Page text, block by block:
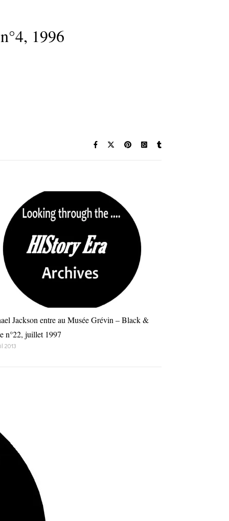
1996
Jackson entre au Musée Grévin – Black &
n°22, juillet 1997
2013